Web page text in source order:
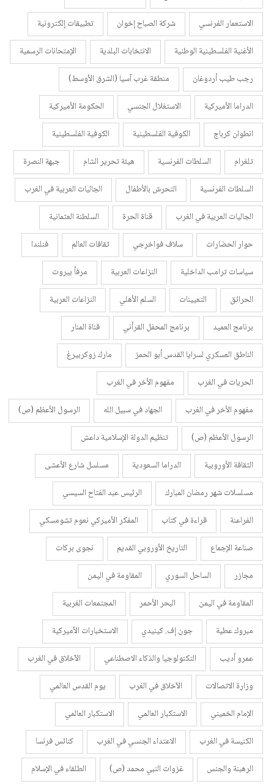
الاستعمار الفرنسي
شركة الصباح إخوان
تطبيقات إلكترونية
الأغنية الفلسطينية الوطنية
الانتخابات البلدية
الإمتحانات الرسمية
رجب طيب أردوغان
منطقة غرب آسيا (الشرق الأوسط)
الدراما الأميركية
الاستغلال الجنسي
الحكومة الأميركية
انطوان كرباج
الكوفية الفلسطينية
الكوفية الفلسطينية
تلغرام
السلطات الفرنسية هيئة تحرير الشام
جبهة النصرة
السلطات الفرنسية
التحرش بالأطفال
الجاليات العربية في الغرب
الجاليات العربية في الغرب
قناة الحرة
السلطنة العثمانية
حوار الحضارات
سلاف فواخرجي ثقافات العالم
فنلندا
سياسات ترامب الداخلية
النزاعات العربية
مرفأ بيروت
الحرائق
التعيينات السلم الأهلي
النزاعات العربية
برنامج العميد
برنامج المحفل القرأني
قناة المنار
الناطق العسكري لسرايا القدس أبو الحمز
مارك زوكربيرغ
الحريات في الغرب
مفهوم الأخر في الغرب
مفهوم الأخر في الغرب
الجهاد في سبيل الله
الرسول الأعظم (ص)
الرسول الأعظم (ص)
تنظيم الدولة الإسلامية داعش
الثقافة الأوروبية
الدراما السعودية
مسلسل شارع الأعشى
مسلسلات شهر رمضان المبارك
الرئيس عبد الفتاح السيسي
الفراعنة
قراءة في كتاب
المفكر الأميركي نعوم تشومسكي
صناعة الإجماع
التاريخ الأوروبي القديم
نجوى بركات
مجازر
الساحل السوري
المقاومة في اليمن
المقاومة في اليمن
البحر الأحمر
المجتمعات الغربية
مبروك عطية
جون إف. كينيدي
الاستخبارات الأميركية
عمرو أديب
التكنولوجيا والذكاء الاصطناعي
الآخلاق في الغرب
وزارة الاتصالات
الآخلاق في الغرب
يوم القدس العالمي
الإمام الخميني
الاستكبار العالمي
الاستكبار العالمي
الكنيسة في الغرب
الاعتداء الجنسي في الغرب
كنائس فرنسا
الرهبنة والجنس
غزوات النبي محمد (ص)
الطلقاء في الإسلام